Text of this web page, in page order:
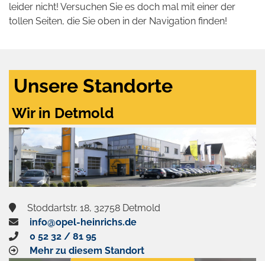
leider nicht! Versuchen Sie es doch mal mit einer der
tollen Seiten, die Sie oben in der Navigation finden!
Unsere Standorte
Wir in Detmold
Stoddartstr. 18, 32758 Detmold
info@opel-heinrichs.de
0 52 32 / 81 95
Mehr zu diesem Standort